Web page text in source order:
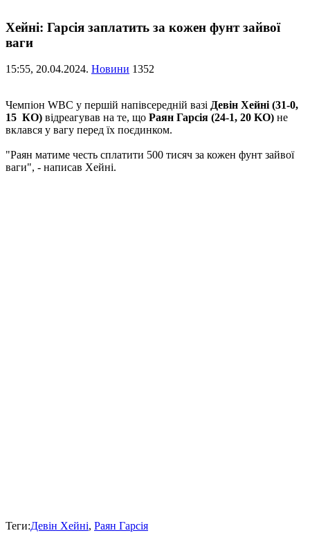
Хейні: Гарсія заплатить за кожен фунт зайвої
ваги
15:55, 20.04.2024. Новини 1352
Чемпіон WBC у першій напівсередній вазі Девін Хейні (31-0,
15 КО) відреагував на те, що Раян Гарсія (24-1, 20 KO) не
вклався у вагу перед їх поєдинком.
"Раян матиме честь сплатити 500 тисяч за кожен фунт зайвої
ваги", - написав Хейні.
Теги:Девін Хейні, Раян Гарсія